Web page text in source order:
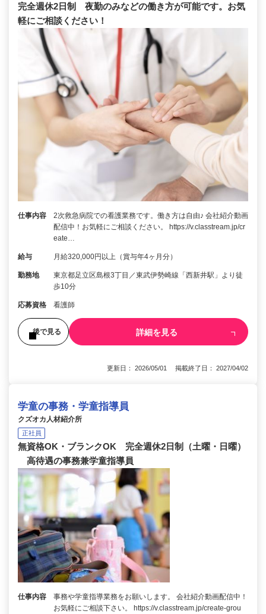
完全週休2日制 夜勤のみなどの働き方が可能です。お気
軽にご相談ください！
仕事内容
2次救急病院での看護業務です。働き方は自由♪ 会社紹介動画
配信中！お気軽にご相談ください。 https://v.classtream.jp/cr
eate…
給与 月給320,000円以上（賞与年4ヶ月分）
勤務地
東京都足立区島根3丁目／東武伊勢崎線「西新井駅」より徒
歩10分
応募資格 看護師
後で見る 詳細を見る
更新日： 2026/05/01 掲載終了日： 2027/04/02
学童の事務・学童指導員
クズオカ人材紹介所
正社員
無資格OK・ブランクOK 完全週休2日制（土曜・日曜）
高待遇の事務兼学童指導員
仕事内容
事務や学童指導業務をお願いします。 会社紹介動画配信中！
お気軽にご相談下さい。 https://v.classtream.jp/create-grou